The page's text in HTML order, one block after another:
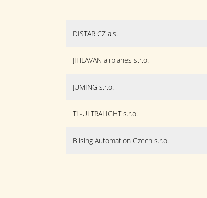
DISTAR CZ a.s.
JIHLAVAN airplanes s.r.o.
JUMING s.r.o.
TL-ULTRALIGHT s.r.o.
Bilsing Automation Czech s.r.o.